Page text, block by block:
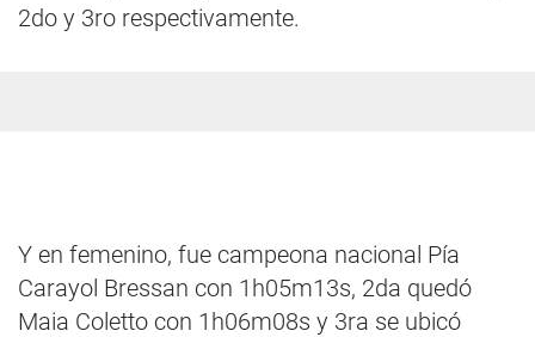
2do y 3ro respectivamente.
Y en femenino, fue campeona nacional Pía
Carayol Bressan con 1h05m13s, 2da quedó
Maia Coletto con 1h06m08s y 3ra se ubicó